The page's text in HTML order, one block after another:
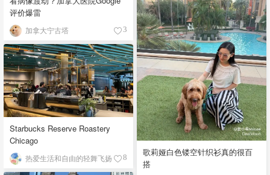
评价爆雷
加拿大宁古塔 3
歌莉娅白色镂空针织衫真的很百
搭
Starbucks Reserve Roastery
Chicago
热爱生活和自由的轻舞飞扬 8